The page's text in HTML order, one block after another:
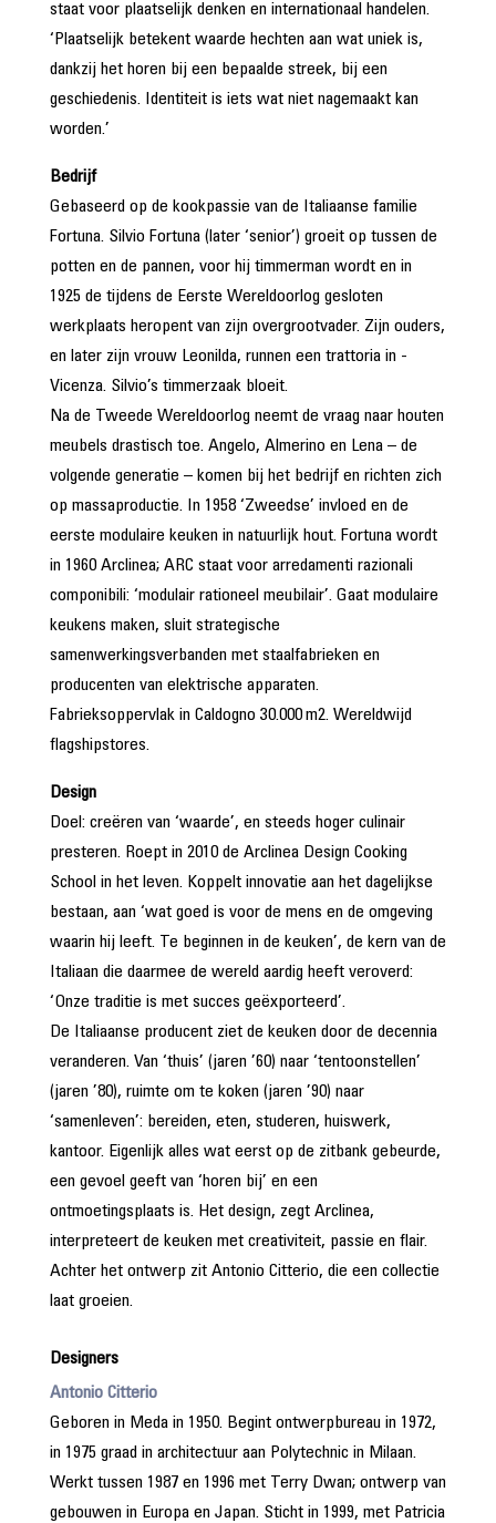
staat voor plaatselijk denken en internationaal handelen.
‘Plaatselijk betekent waarde hechten aan wat uniek is,
dankzij het horen bij een bepaalde streek, bij een
geschiedenis. Identiteit is iets wat niet nagemaakt kan
worden.’
Bedrijf
Gebaseerd op de kookpassie van de Italiaanse familie
Fortuna. Silvio Fortuna (later ‘senior’) groeit op tussen de
potten en de pannen, voor hij timmerman wordt en in
1925 de tijdens de Eerste Wereldoorlog gesloten
werkplaats heropent van zijn overgrootvader. Zijn ouders,
en later zijn vrouw Leonilda, runnen een trattoria in ­
Vicenza. Silvio’s timmerzaak bloeit.
Na de Tweede Wereldoorlog neemt de vraag naar houten
meubels drastisch toe. Angelo, Almerino en Lena – de
volgende generatie – komen bij het bedrijf en richten zich
op massaproductie. In 1958 ‘Zweedse’ invloed en de
eerste modulaire keuken in natuurlijk hout. Fortuna wordt
in 1960 Arclinea; ARC staat voor arredamenti razionali
componibili: ‘modulair rationeel meubilair’. Gaat modulaire
keukens maken, sluit strategische
samenwerkingsverbanden met staalfabrieken en
producenten van elektrische apparaten.
Fabrieksoppervlak in Caldogno 30.000 m2. Wereldwijd
flagshipstores.
Design
Doel: creëren van ‘waarde’, en steeds hoger culinair
presteren. Roept in 2010 de Arclinea Design Cooking
School in het leven. Koppelt innovatie aan het dagelijkse
bestaan, aan ‘wat goed is voor de mens en de omgeving
waarin hij leeft. Te beginnen in de keuken’, de kern van de
Italiaan die daarmee de wereld aardig heeft veroverd:
‘Onze traditie is met succes geëxporteerd’.
De Italiaanse producent ziet de keuken door de decennia
veranderen. Van ‘thuis’ (jaren ’60) naar ‘tentoonstellen’
(jaren ’80), ruimte om te koken (jaren ’90) naar
‘samenleven’: bereiden, eten, studeren, huiswerk,
kantoor. Eigenlijk alles wat eerst op de zitbank gebeurde,
een gevoel geeft van ‘horen bij’ en een
ontmoetingsplaats is. Het design, zegt Arclinea,
interpreteert de keuken met crea­tiviteit, passie en flair.
Achter het ontwerp zit Antonio Citterio, die een collectie
laat groeien.
Designers
Antonio Citterio
Geboren in Meda in 1950. Begint ontwerpbureau in 1972,
in 1975 graad in architectuur aan Polytechnic in Milaan.
Werkt tussen 1987 en 1996 met Terry Dwan; ontwerp van
gebouwen in Europa en Japan. Sticht in 1999, met ­Patricia